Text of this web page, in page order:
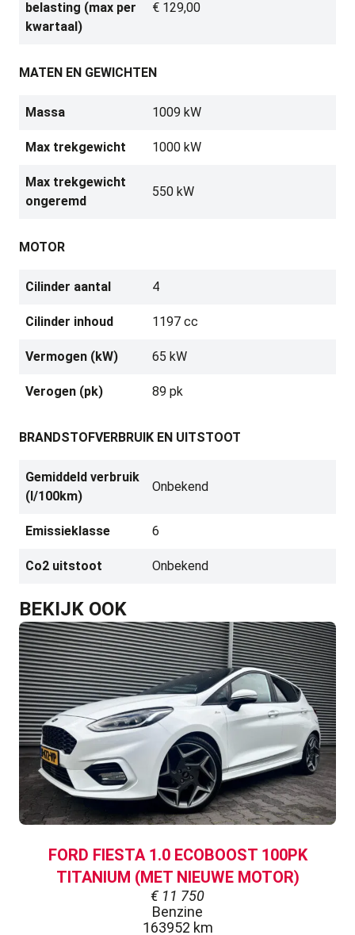
belasting (max per
kwartaal)
€ 129,00
MATEN EN GEWICHTEN
Massa 1009 kW
Max trekgewicht 1000 kW
Max trekgewicht
ongeremd
550 kW
MOTOR
Cilinder aantal 4
Cilinder inhoud 1197 cc
Vermogen (kW) 65 kW
Verogen (pk) 89 pk
BRANDSTOFVERBRUIK EN UITSTOOT
Gemiddeld verbruik
(l/100km)
Onbekend
Emissieklasse 6
Co2 uitstoot Onbekend
BEKIJK OOK
FORD FIESTA 1.0 ECOBOOST 100PK
TITANIUM (MET NIEUWE MOTOR)
€ 11 750
Benzine
163952 km